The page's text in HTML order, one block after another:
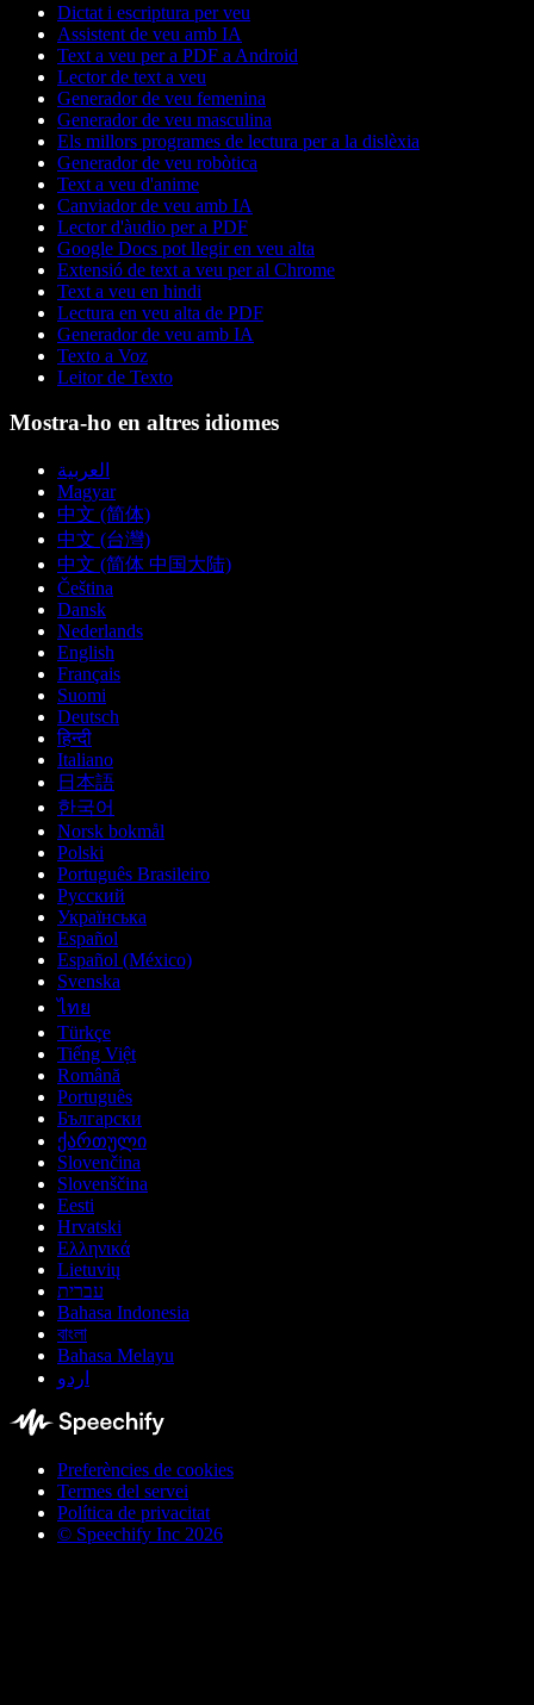
Dictat i escriptura per veu
Assistent de veu amb IA
Text a veu per a PDF a Android
Lector de text a veu
Generador de veu femenina
Generador de veu masculina
Els millors programes de lectura per a la dislèxia
Generador de veu robòtica
Text a veu d'anime
Canviador de veu amb IA
Lector d'àudio per a PDF
Google Docs pot llegir en veu alta
Extensió de text a veu per al Chrome
Text a veu en hindi
Lectura en veu alta de PDF
Generador de veu amb IA
Texto a Voz
Leitor de Texto
Mostra-ho en altres idiomes
العربية
Magyar
中文 (简体)
中文 (台灣)
中文 (简体 中国大陆)
Čeština
Dansk
Nederlands
English
Français
Suomi
Deutsch
हिन्दी
Italiano
日本語
한국어
Norsk bokmål
Polski
Português Brasileiro
Русский
Українська
Español
Español (México)
Svenska
ไทย
Türkçe
Tiếng Việt
Română
Português
Български
ქართული
Slovenčina
Slovenščina
Eesti
Hrvatski
Ελληνικά
Lietuvių
עברית
Bahasa Indonesia
বাংলা
Bahasa Melayu
اردو
Preferències de cookies
Termes del servei
Política de privacitat
© Speechify Inc 2026